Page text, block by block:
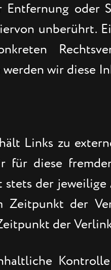
Entfernung oder
unberührt.
wir diese
Links zu
für diese
stets der
Zeitpunkt der
der